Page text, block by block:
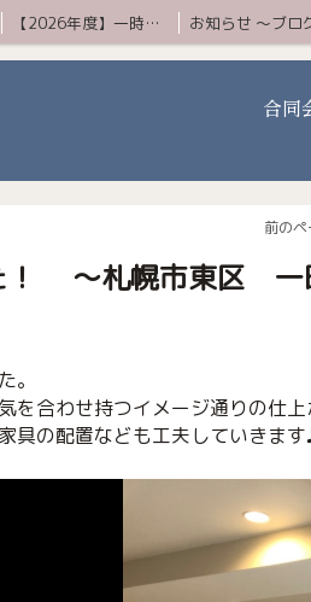
【2026年度】一時保育プレミアムコース お知らせ 〜ブロ
合同
前の
！ 〜札幌市東区 一
。
を合わせ持つイメージ通りの仕
具の配置なども工夫していきます